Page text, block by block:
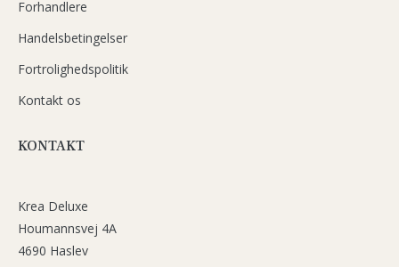
Forhandlere
Handelsbetingelser
Fortrolighedspolitik
Kontakt os
KONTAKT
Krea Deluxe
Houmannsvej 4A
4690 Haslev